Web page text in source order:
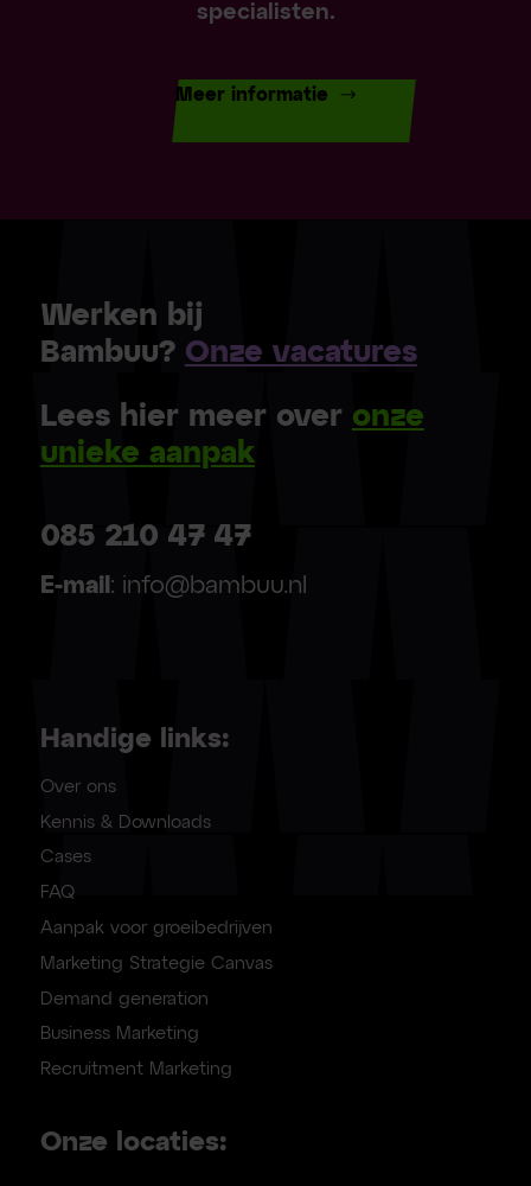
specialisten.
Meer informatie
Werken bij
Bambuu? Onze vacatures
Lees hier meer over onze
unieke aanpak
085 210 47 47
E-mail : info@bambuu.nl
Handige links:
Over ons
Kennis & Downloads
Cases
FAQ
Aanpak voor groeibedrijven
Marketing Strategie Canvas
Demand generation
Business Marketing
Recruitment Marketing
Onze locaties: